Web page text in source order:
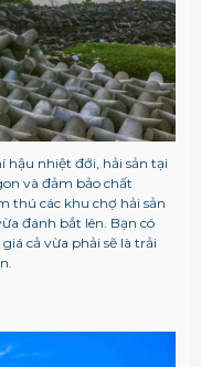
hậu nhiệt đới, hải sản tại
và đảm bảo chất
thú các khu chợ hải sản
đánh bắt lên. Bạn có
cả vừa phải sẽ là trải